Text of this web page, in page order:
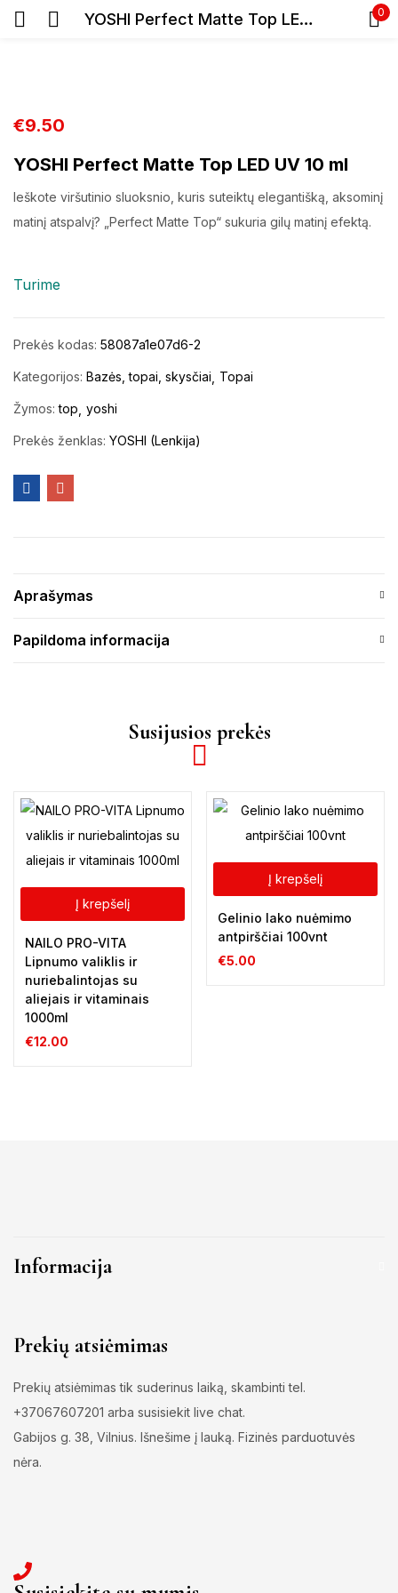
YOSHI Perfect Matte Top LED UV 10 ml 0
€9.50
YOSHI Perfect Matte Top LED UV 10 ml
Ieškote viršutinio sluoksnio, kuris suteiktų elegantišką, aksominį
matinį atspalvį? „Perfect Matte Top“ sukuria gilų matinį efektą.
Turime
Prekės kodas: 58087a1e07d6-2
Kategorijos: Bazės, topai, skysčiai Topai
Žymos:top yoshi
Prekės ženklas: YOSHI (Lenkija)
Aprašymas
Papildoma informacija
Susijusios prekės
Į krepšelį
NAILO PRO-VITA
Lipnumo valiklis ir
nuriebalintojas su
aliejais ir vitaminais
1000ml
€12.00
Į krepšelį
Gelinio lako nuėmimo
antpirščiai 100vnt
€5.00
Informacija
Prekių atsiėmimas
Prekių atsiėmimas tik suderinus laiką, skambinti tel.
+37067607201 arba susisiekit live chat.
Gabijos g. 38, Vilnius. Išnešime į lauką. Fizinės parduotuvės
nėra.
Prisiminti slaptažodį
Registracija